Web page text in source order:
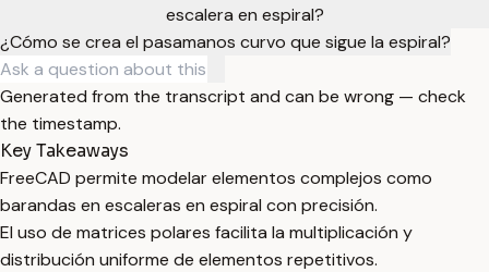
escalera en espiral?
¿Cómo se crea el pasamanos curvo que sigue la espiral?
Generated from the transcript and can be wrong — check
the timestamp.
Key Takeaways
FreeCAD permite modelar elementos complejos como
barandas en escaleras en espiral con precisión.
El uso de matrices polares facilita la multiplicación y
distribución uniforme de elementos repetitivos.